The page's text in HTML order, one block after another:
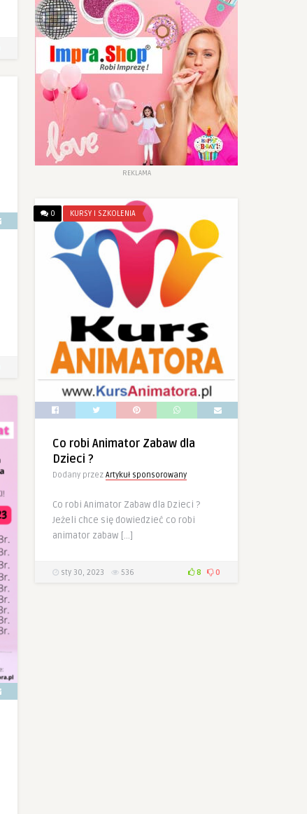
REKLAMA
0 KURSY I SZKOLENIA
Co robi Animator Zabaw dla
Dzieci ?
Dodany przez Artykuł sponsorowany
Co robi Animator Zabaw dla Dzieci ?
Jeżeli chce się dowiedzieć co robi
animator zabaw […]
sty 30, 2023 536 8 0